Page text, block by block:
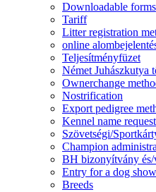
Downloadable forms
Tariff
Litter registration
online
Teljesítményfüzet
Német Juhászkutya
Ownerchange
Nostrification
Export pedigree
Kennel name request
Szövetségi/
Champion
BH bizonyítvány
Entry for a dog show
Breeds